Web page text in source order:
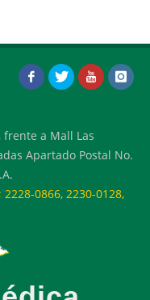
frente a Mall Las
Apartado Postal No.
2228-0866, 2230-0128,